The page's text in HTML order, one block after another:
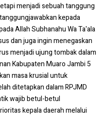
menjadi sebuah tanggung
kepada
Allah Subhanahu Wa Ta'ala
dan juga ingin menegaskan
menjadi ujung tombak dalam
Kabupaten Muaro Jambi 5
masa krusial untuk
ditetapkan dalam RPJMD
wajib betul-betul
kepala daerah melalui